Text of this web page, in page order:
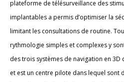
plateforme de télésurveillance des
implantables a permis d’optimiser la
limitant les consultations de routine.
rythmologie simples et complexes y
des trois systèmes de navigation en
et est un centre pilote dans lequel sont